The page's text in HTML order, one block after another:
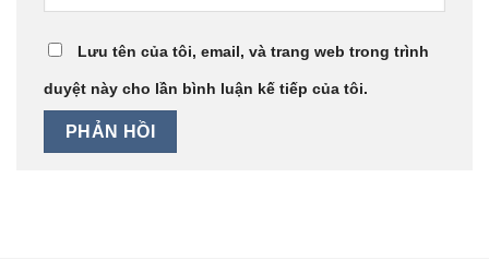
Lưu tên của tôi, email, và trang web trong trình
duyệt này cho lần bình luận kế tiếp của tôi.